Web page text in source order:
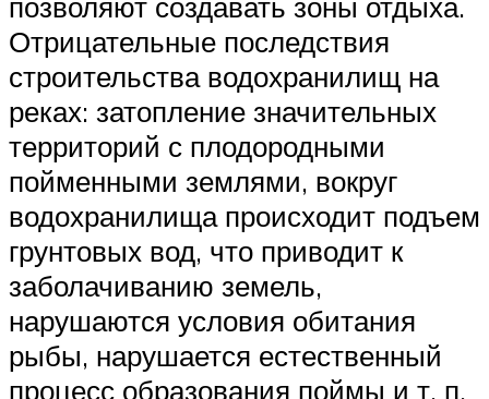
Отрицательные последствия
строительства водохранилищ на
реках: затопление значительных
территорий с плодородными
пойменными землями, вокруг
водохранилища происходит подъем
грунтовых вод, что приводит к
заболачиванию земель,
нарушаются условия обитания
рыбы, нарушается естественный
процесс образования поймы и т. п.